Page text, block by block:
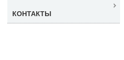
КОНТАКТЫ